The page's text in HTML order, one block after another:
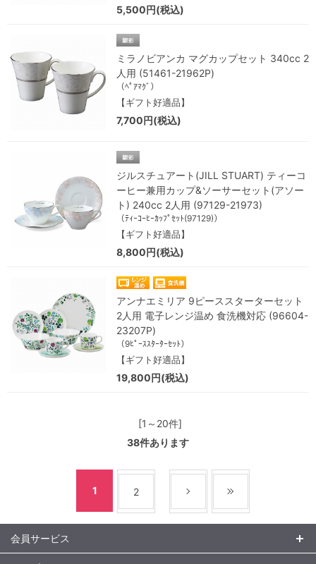
5,500円(税込)
ミラノビアンカ マグカップセット 340cc 2
人用 (51461-21962P)
（ﾍﾟｱﾏｸﾞ）
【ギフト好適品】
7,700円(税込)
ジルスチュアート(JILL STUART) ティーコ
ーヒー兼用カップ&ソーサーセット(アソー
ト) 240cc 2人用 (97129-21973)
（ﾃｨｰｺｰﾋｰｶｯﾌﾟｾｯﾄ(97129)）
【ギフト好適品】
8,800円(税込)
アンナエミリア 9ピーススターターセット
2人用 電子レンジ温め 食洗機対応 (96604-
23207P)
（9ﾋﾟｰｽｽﾀｰﾀｰｾｯﾄ）
【ギフト好適品】
19,800円(税込)
[1～20件]
38件あります
1 2
会員サービス